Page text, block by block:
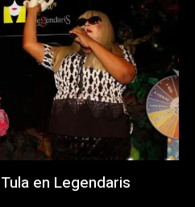
en Legendaris